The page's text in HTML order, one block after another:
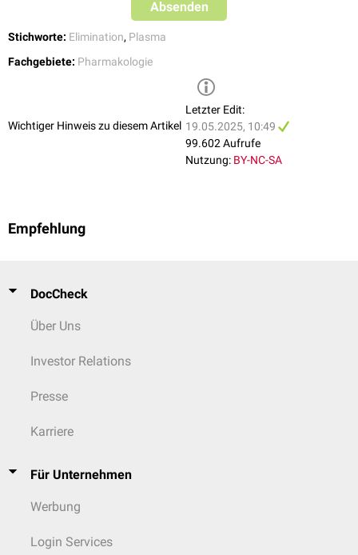
Plasmahalbwertszeit angegeben.Absenden
Stichworte: Elimination, Plasma
Fachgebiete: Pharmakologie
Wichtiger Hinweis zu diesem Artikel
Letzter Edit:
19.05.2025, 10:49
99.602 Aufrufe
Nutzung: BY-NC-SA
Empfehlung
DocCheck
Über Uns
Investor Relations
Presse
Karriere
Für Unternehmen
Werbung
Login Services